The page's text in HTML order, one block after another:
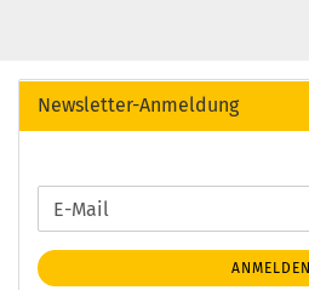
Newsletter-Anmeldung
WEITER
ZUR
NEWSLETTER-
ANMELDUNG
E-
Mail
ANMELDEN